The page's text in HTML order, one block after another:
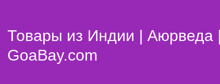
Товары из Индии | Аюрведа
GoaBay.com